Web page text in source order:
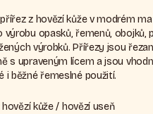
z hovězí kůže v modrém
výrobu opasků, řemenů, obojků,
výrobků. Přířezy jsou
s upraveným lícem a jsou
i běžné řemeslné použití.
hovězí kůže / hovězí useň